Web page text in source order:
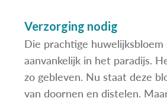
Verzorging nodig
Die prachtige huwelijksbloem
aanvankelijk in het paradijs.
zo gebleven. Nu staat deze
van doornen en distelen.